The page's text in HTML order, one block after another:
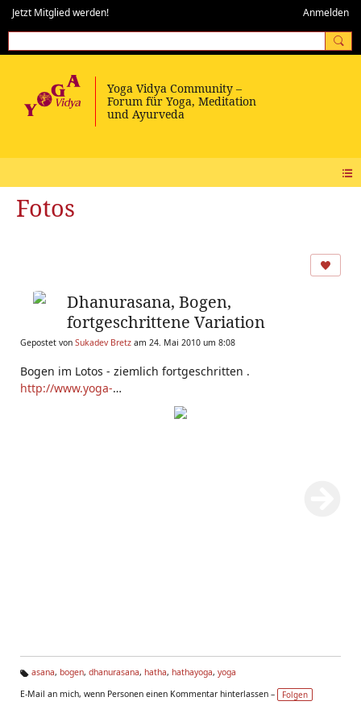
Jetzt Mitglied werden! Anmelden
Fotos
Dhanurasana, Bogen,
fortgeschrittene Variation
Gepostet von Sukadev Bretz am 24. Mai 2010 um 8:08
Bogen im Lotos - ziemlich fortgeschritten .
http://www.yoga-
vidya.de/Asana_Uebungsplaene/Dhanurasana.html
g
asana, bogen, dhanurasana, hatha, hathayoga, yoga
E-Mail an mich, wenn Personen einen Kommentar hinterlassen –
Folgen